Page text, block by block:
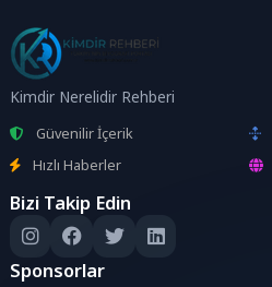
Kimdir Nerelidir Rehberi
Güvenilir İçerik
Hızlı Haberler
Bizi Takip Edin
Sponsorlar